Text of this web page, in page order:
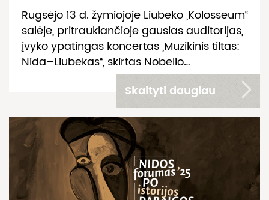
Rugsėjo 13 d. žymiojoje Liubeko „Kolosseum“
salėje, pritraukiančioje gausias auditorijas,
įvyko ypatingas koncertas „Muzikinis tiltas:
Nida–Liubekas“, skirtas Nobelio…
Skaityti daugiau